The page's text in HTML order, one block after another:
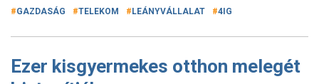
GAZDASÁG TELEKOM LEÁNYVÁLLALAT 4IG
Ezer kisgyermekes otthon melegét